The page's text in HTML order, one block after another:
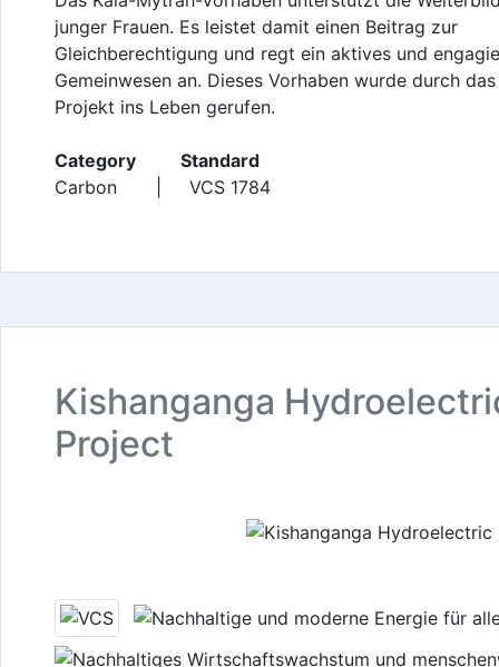
junger Frauen. Es leistet damit einen Beitrag zur
Gleichberechtigung und regt ein aktives und
Gemeinwesen an. Dieses Vorhaben wurde durch
Projekt ins Leben gerufen.
Category Standard
Carbon | VCS 1784
Kishanganga
Project